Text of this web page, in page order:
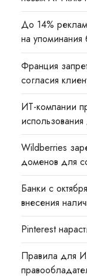
До 14%
на упоминания
Франция
согласия
ИТ-компании
Wildberries
доменов для
Банки с
внесения
Pinterest
Правила для